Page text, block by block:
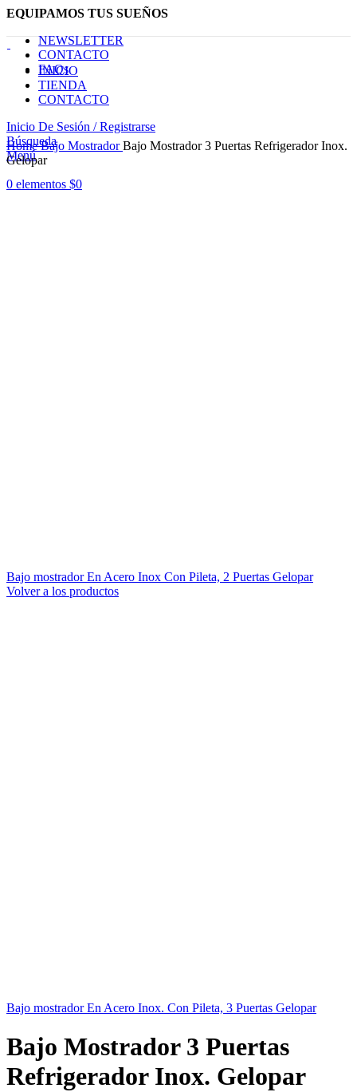
EQUIPAMOS TUS SUEÑOS
NEWSLETTER
CONTACTO
FAQs
INICIO
TIENDA
CONTACTO
Inicio De Sesión / Registrarse
Búsqueda
Menú
0 elementos $0
Haga Click para agrandar
HomeBajo MostradorBajo Mostrador 3 Puertas Refrigerador Inox.
Gelopar
Bajo mostrador En Acero Inox Con Pileta, 2 Puertas Gelopar
Volver a los productos
Bajo mostrador En Acero Inox. Con Pileta, 3 Puertas Gelopar
Bajo Mostrador 3 Puertas
Refrigerador Inox. Gelopar